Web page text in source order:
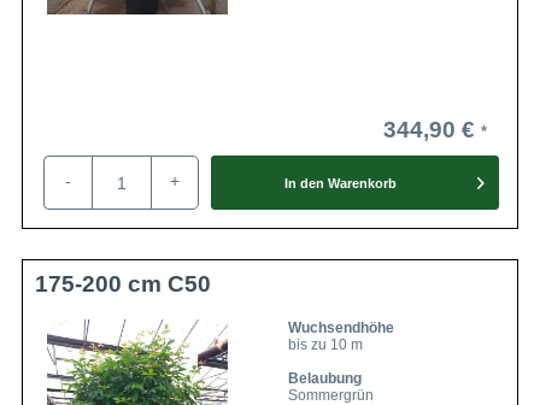
344,90 €
- + In den Warenkorb
175-200 cm C50
Wuchsendhöhe
bis zu 10 m
Belaubung
Sommergrün